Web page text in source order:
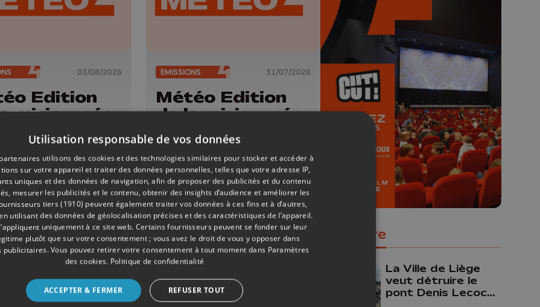
03/08/2026
Edition
mi-journée
08/2026
ÉMISSIONS 31/07/2026
Météo Edition
de la mi-journée
- 31/07/2026
29/07/2026 ÉMISSIONS
🎬 Concours CUT x
Les Grignoux ✨
Concours permanent - 2 places à
gagner chaque semaine !
Populaire
La Ville de Liège
veut détruire le
pont Denis Lecocq
Utilisation responsable de vos données
utilisons des cookies et des technologies similaires pour stocker et accéder à
sur votre appareil et traiter des données personnelles, telles que votre adresse IP,
uniques et des données de navigation, afin de proposer des publicités et du contenu
mesurer les publicités et le contenu, obtenir des insights d’audience et améliorer les
tiers (1910) peuvent également traiter vos données à ces fins et à d’autres,
utilisant des données de géolocalisation précises et des caractéristiques de l’appareil.
uniquement à ce site web. Certains fournisseurs peuvent se fonder sur leur
plutôt que sur votre consentement ; vous avez le droit de vous y opposer dans
publicitaires. Vous pouvez retirer votre consentement à tout moment dans Paramètres
des cookies. Politique de confidentialité
ACCEPTER & FERMER REFUSER TOUT